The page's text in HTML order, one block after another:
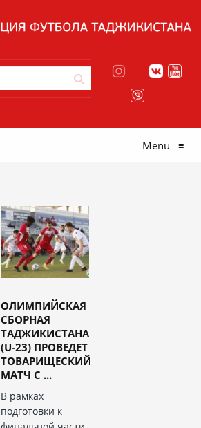
Menu ≡
ОЛИМПИЙСКАЯ
СБОРНАЯ
ТАДЖИКИСТАНА
(U-23) ПРОВЕДЕТ
ТОВАРИЩЕСКИЙ
МАТЧ С ...
В рамках
подготовки к